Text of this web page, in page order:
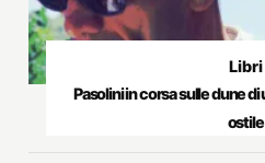
Libri
Pasolini in corsa sulle dune
ostile